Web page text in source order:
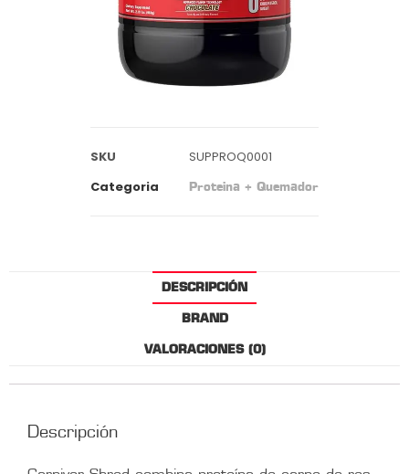
SKU
SUPPROQ0001
Categoria
Proteina + Quemador
DESCRIPCIÓN
BRAND
VALORACIONES (0)
Descripción